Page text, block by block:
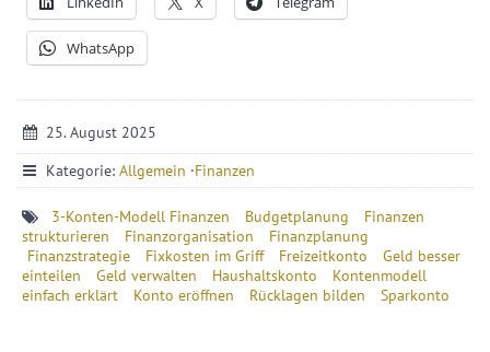
WhatsApp
25. August 2025
Kategorie: Allgemein ·Finanzen
3-Konten-Modell Finanzen Budgetplanung
Finanzen
strukturieren
Finanzorganisation
Finanzplanung
Finanzstrategie
Fixkosten im Griff Freizeitkonto
Geld besser
einteilen
Geld verwalten Haushaltskonto
Kontenmodell
einfach erklärt
Konto eröffnen Rücklagen bilden Sparkonto